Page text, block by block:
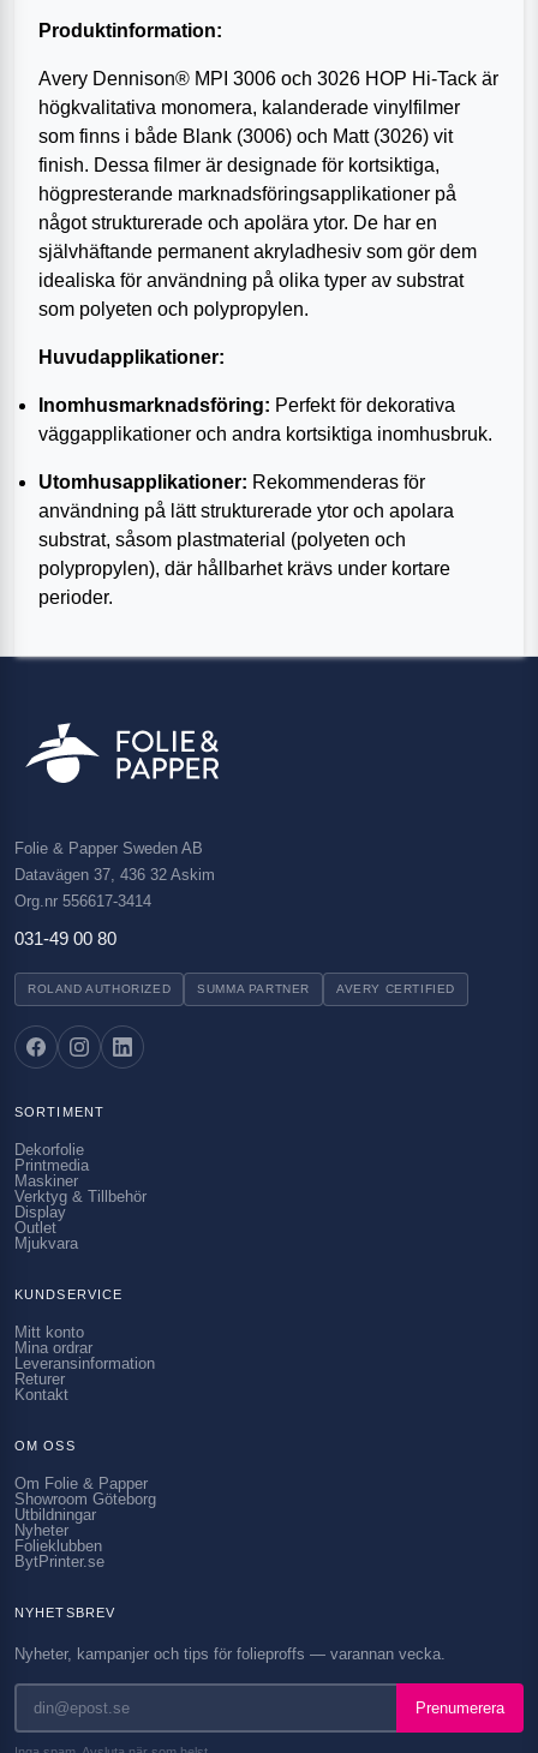
Produktinformation:
Avery Dennison® MPI 3006 och 3026 HOP Hi-Tack är
högkvalitativa monomera, kalanderade vinylfilmer
som finns i både Blank (3006) och Matt (3026) vit
finish. Dessa filmer är designade för kortsiktiga,
högpresterande marknadsföringsapplikationer på
något strukturerade och apolära ytor. De har en
självhäftande permanent akryladhesiv som gör dem
idealiska för användning på olika typer av substrat
som polyeten och polypropylen.
Huvudapplikationer:
Inomhusmarknadsföring: Perfekt för dekorativa
väggapplikationer och andra kortsiktiga inomhusbruk.
Utomhusapplikationer: Rekommenderas för
användning på lätt strukturerade ytor och apolara
substrat, såsom plastmaterial (polyeten och
polypropylen), där hållbarhet krävs under kortare
perioder.
Folie & Papper Sweden AB
Datavägen 37, 436 32 Askim
Org.nr 556617-3414
031-49 00 80
ROLAND AUTHORIZED SUMMA PARTNER AVERY CERTIFIED
SORTIMENT
Dekorfolie
Printmedia
Maskiner
Verktyg & Tillbehör
Display
Outlet
Mjukvara
KUNDSERVICE
Mitt konto
Mina ordrar
Leveransinformation
Returer
Kontakt
OM OSS
Om Folie & Papper
Showroom Göteborg
Utbildningar
Nyheter
Folieklubben
BytPrinter.se
NYHETSBREV
Nyheter, kampanjer och tips för folieproffs — varannan vecka.
Prenumerera